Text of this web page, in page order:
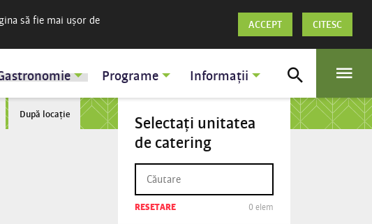
Programe Informații
După locație
Selectați unitatea
de catering
RESETARE 0 elem
să fie mai ușor de
CITESC
ACCEPT